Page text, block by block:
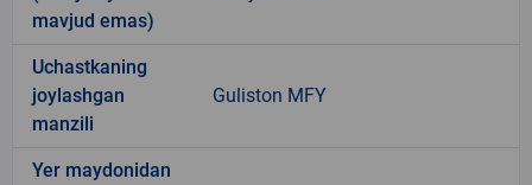
mavjud emas)
Uchastkaning
joylashgan
manzili
Guliston MFY
Yer maydonidan